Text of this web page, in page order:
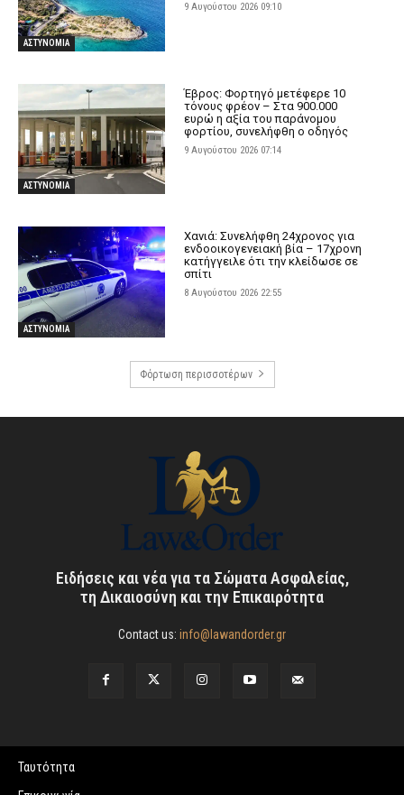
ΑΣΤΥΝΟΜΙΑ
9 Αυγούστου 2026 09:10
ΑΣΤΥΝΟΜΙΑ
Έβρος: Φορτηγό μετέφερε 10
τόνους φρέον – Στα 900.000
ευρώ η αξία του παράνομου
φορτίου, συνελήφθη ο οδηγός
9 Αυγούστου 2026 07:14
ΑΣΤΥΝΟΜΙΑ
Χανιά: Συνελήφθη 24χρονος για
ενδοοικογενειακή βία – 17χρονη
κατήγγειλε ότι την κλείδωσε σε
σπίτι
8 Αυγούστου 2026 22:55
Φόρτωση περισσοτέρων
Ειδήσεις και νέα για τα Σώματα Ασφαλείας,
τη Δικαιοσύνη και την Επικαιρότητα
Contact us: info@lawandorder.gr
Ταυτότητα